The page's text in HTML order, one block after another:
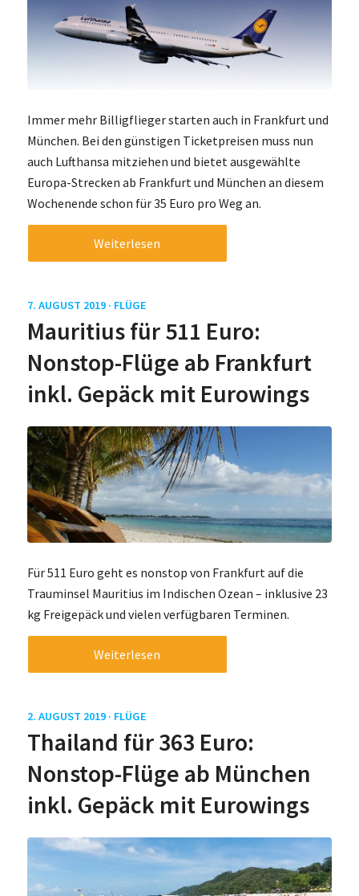
Immer mehr Billigflieger starten auch in Frankfurt und
München. Bei den günstigen Ticketpreisen muss nun
auch Lufthansa mitziehen und bietet ausgewählte
Europa-Strecken ab Frankfurt und München an diesem
Wochenende schon für 35 Euro pro Weg an.
Weiterlesen
7. AUGUST 2019 · FLÜGE
Mauritius für 511 Euro:
Nonstop-Flüge ab Frankfurt
inkl. Gepäck mit Eurowings
Für 511 Euro geht es nonstop von Frankfurt auf die
Trauminsel Mauritius im Indischen Ozean – inklusive 23
kg Freigepäck und vielen verfügbaren Terminen.
Weiterlesen
2. AUGUST 2019 · FLÜGE
Thailand für 363 Euro:
Nonstop-Flüge ab München
inkl. Gepäck mit Eurowings